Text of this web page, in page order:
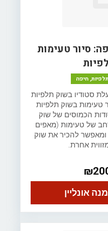
סיור טעימות
חיפה
סטודיו בשוק תלפיות
טעימות בשוק תלפיות
הכמוסים של שוק
רחב של טעימות (מאפים
ומאפשר להכיר את שוק
אחרת.
אונליין